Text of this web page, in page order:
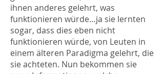
ihnen anderes gelehrt, was
funktionieren würde…ja sie lernten
sogar, dass dies eben nicht
funktionieren würde, von Leuten in
einem älteren Paradigma gelehrt, die
sie achteten. Nun bekommen sie